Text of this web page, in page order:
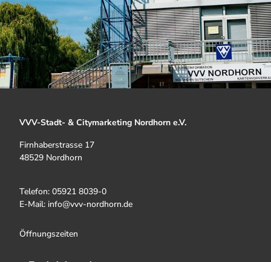
VVV-Stadt- & Citymarketing Nordhorn e.V.
Firnhaberstrasse 17
48529 Nordhorn
Telefon: 05921 8039-0
E-Mail: info@vvv-nordhorn.de
Öffnungszeiten